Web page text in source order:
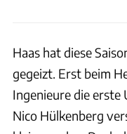
Haas hat diese
gegeizt. Erst beim
Ingenieure die
Nico Hülkenberg